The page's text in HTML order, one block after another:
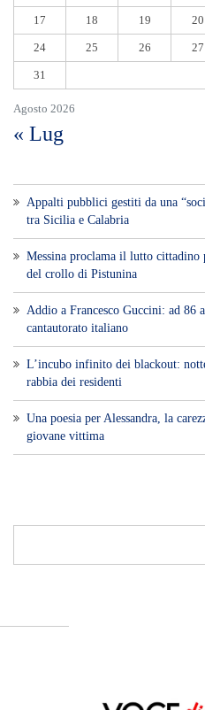
Agosto 2026
17 18 19 20
24 25 26 27
31
« Lug
Appalti pubblici gestiti da una
tra Sicilia e Calabria
Messina proclama il lutto
del crollo di Pistunina
Addio a Francesco Guccini: ad 86
cantautorato italiano
L’incubo infinito dei blackout:
rabbia dei residenti
Una poesia per Alessandra, la
giovane vittima